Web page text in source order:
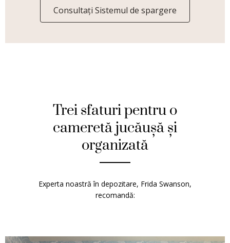
Consultați Sistemul de spargere
Trei sfaturi pentru o
cameretă jucăușă și
organizată
Experta noastră în depozitare, Frida Swanson,
recomandă: